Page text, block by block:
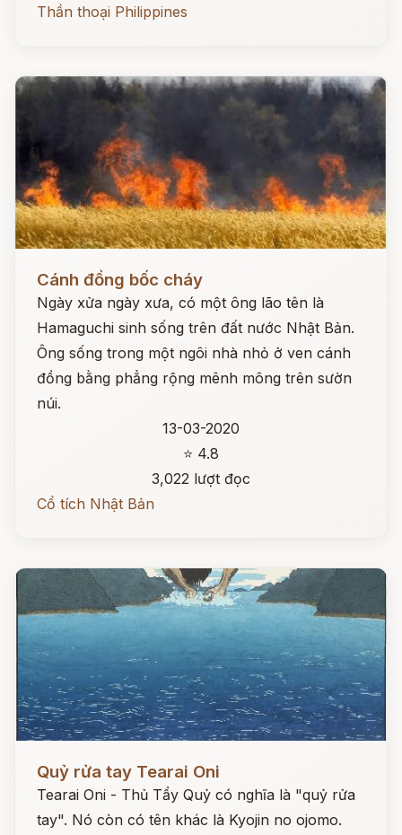
Thần thoại Philippines
Cánh đồng bốc cháy
Ngày xửa ngày xưa, có một ông lão tên là
Hamaguchi sinh sống trên đất nước Nhật Bản.
Ông sống trong một ngôi nhà nhỏ ở ven cánh
đồng bằng phẳng rộng mênh mông trên sườn
núi.
13-03-2020
⭐ 4.8
3,022 lượt đọc
Cổ tích Nhật Bản
Quỷ rửa tay Tearai Oni
Tearai Oni - Thủ Tẩy Quỷ có nghĩa là "quỷ rửa
tay". Nó còn có tên khác là Kyojin no ojomo.